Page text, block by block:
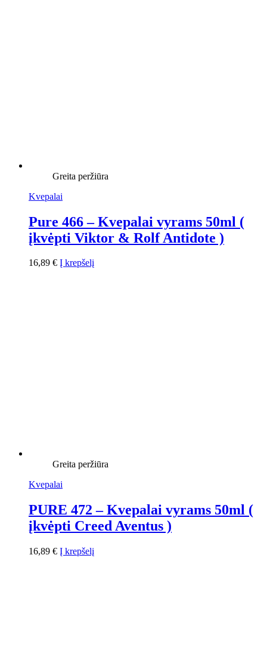
Greita peržiūra
Kvepalai
Pure 466 – Kvepalai vyrams 50ml (
įkvėpti Viktor & Rolf Antidote )
16,89 € Į krepšelį
Greita peržiūra
Kvepalai
PURE 472 – Kvepalai vyrams 50ml (
įkvėpti Creed Aventus )
16,89 € Į krepšelį